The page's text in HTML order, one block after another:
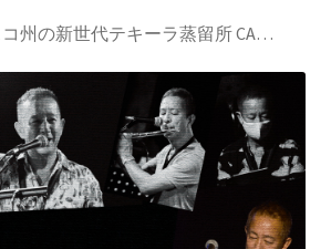
州の新世代テキーラ蒸留所 CA…